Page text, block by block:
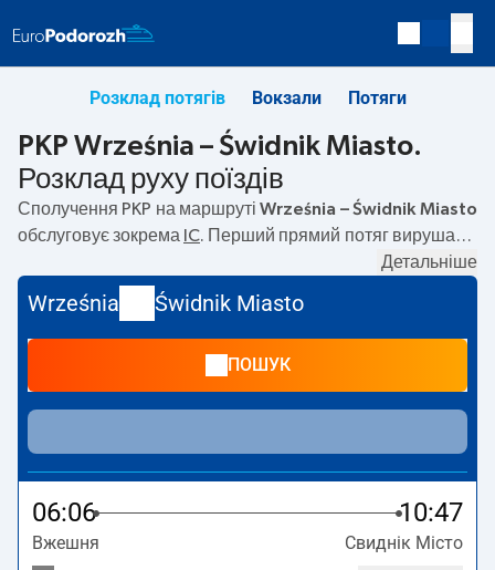
Розклад потягів Вокзали Потяги
PKP Września – Świdnik Miasto.
Розклад руху поїздів
Сполучення PKP на маршруті Września – Świdnik Miasto
обслуговує зокрема IC
. Перший прямий потяг вирушає о
Miasto вирушає о 23:22. Найшвидший маршрут
пропонує потяг без пересадокGÓRSKI
потягом триває04:30 . На маршрутіWrześnia–Świdnik
курсують також інші потяги:
ціну квитка і зазвичай довший час подорожі. Потяг
завершує маршрут на станції Świdnik Miasto.
Детальніше
Września Świdnik Miasto
ПОШУК
06:06 10:47
Вжешня Свиднік Місто